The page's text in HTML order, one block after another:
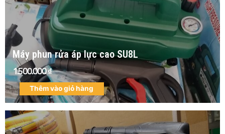
Máy phun rửa áp lực cao SU8L
1.500.000₫
Thêm vào giỏ hàng